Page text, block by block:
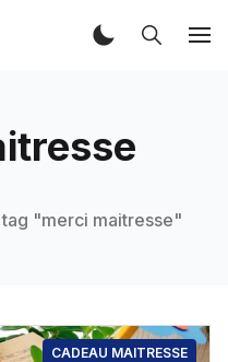
"merci maitresse"
CADEAU MAITRESSE